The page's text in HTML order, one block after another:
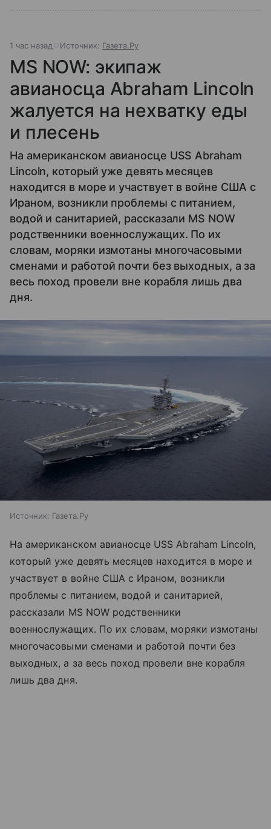
1 час назад Источник: Газета.Ру
MS NOW: экипаж
авианосца Abraham Lincoln
жалуется на нехватку еды
и плесень
На американском авианосце USS Abraham
Lincoln, который уже девять месяцев
находится в море и участвует в войне США с
Ираном, возникли проблемы с питанием,
водой и санитарией, рассказали MS NOW
родственники военнослужащих. По их
словам, моряки измотаны многочасовыми
сменами и работой почти без выходных, а за
весь поход провели вне корабля лишь два
дня.
Источник: Газета.Ру
На американском авианосце USS Abraham Lincoln,
который уже девять месяцев находится в море и
участвует в войне США с Ираном, возникли
проблемы с питанием, водой и санитарией,
рассказали MS NOW родственники
военнослужащих. По их словам, моряки измотаны
многочасовыми сменами и работой почти без
выходных, а за весь поход провели вне корабля
лишь два дня.